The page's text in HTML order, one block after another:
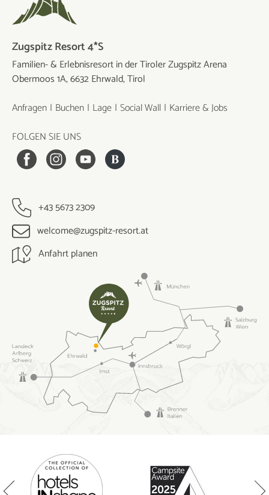
Zugspitz Resort 4*S
Familien- & Erlebnisresort in der Tiroler Zugspitz Arena
Obermoos 1A, 6632 Ehrwald, Tirol
Anfragen Buchen Lage Social Wall Karriere & Jobs
FOLGEN SIE UNS
+43 5673 2309
welcome@zugspitz-resort.at
Anfahrt planen